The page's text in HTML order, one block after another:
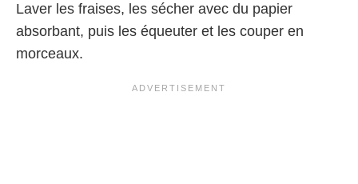
Laver les fraises, les sécher avec du papier
absorbant, puis les équeuter et les couper en
morceaux.